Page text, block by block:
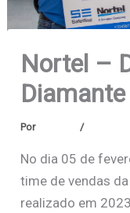
Nortel –
Por Safetline/
No dia 05 de
time de vendas
realizado em